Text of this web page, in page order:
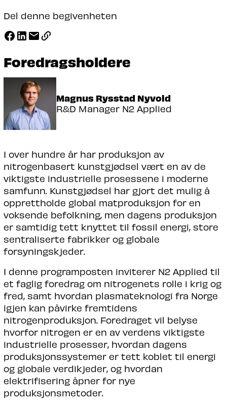
Del denne begivenheten
Foredragsholdere
Magnus Rysstad Nyvold
R&D Manager N2 Applied
I over hundre år har produksjon av
nitrogenbasert kunstgjødsel vært en av de
viktigste industrielle prosessene i moderne
samfunn. Kunstgjødsel har gjort det mulig å
opprettholde global matproduksjon for en
voksende befolkning, men dagens produksjon
er samtidig tett knyttet til fossil energi, store
sentraliserte fabrikker og globale
forsyningskjeder.
I denne programposten inviterer N2 Applied til
et faglig foredrag om nitrogenets rolle i krig og
fred, samt hvordan plasmateknologi fra Norge
igjen kan påvirke fremtidens
nitrogenproduksjon. Foredraget vil belyse
hvorfor nitrogen er en av verdens viktigste
industrielle prosesser, hvordan dagens
produksjonssystemer er tett koblet til energi
og globale verdikjeder, og hvordan
elektrifisering åpner for nye
produksjonsmetoder.